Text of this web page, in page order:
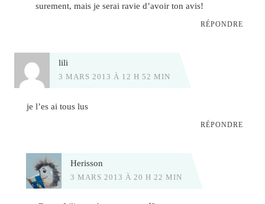
surement, mais je serai ravie d’avoir ton avis!
RÉPONDRE
lili
3 MARS 2013 À 12 H 52 MIN
je l’es ai tous lus
RÉPONDRE
Herisson
3 MARS 2013 À 20 H 22 MIN